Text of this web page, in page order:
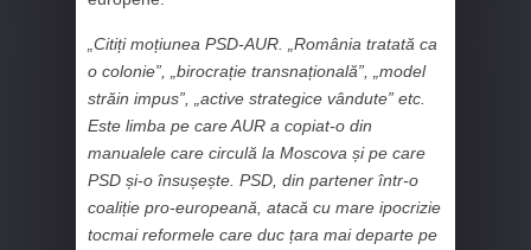
„Citiți moțiunea PSD-AUR. „România tratată ca
o colonie”, „birocrație transnațională”, „model
străin impus”, „active strategice vândute” etc.
Este limba pe care AUR a copiat-o din
manualele care circulă la Moscova și pe care
PSD și-o însușește. PSD, din partener într-o
coaliție pro-europeană, atacă cu mare ipocrizie
tocmai reformele care duc țara mai departe pe